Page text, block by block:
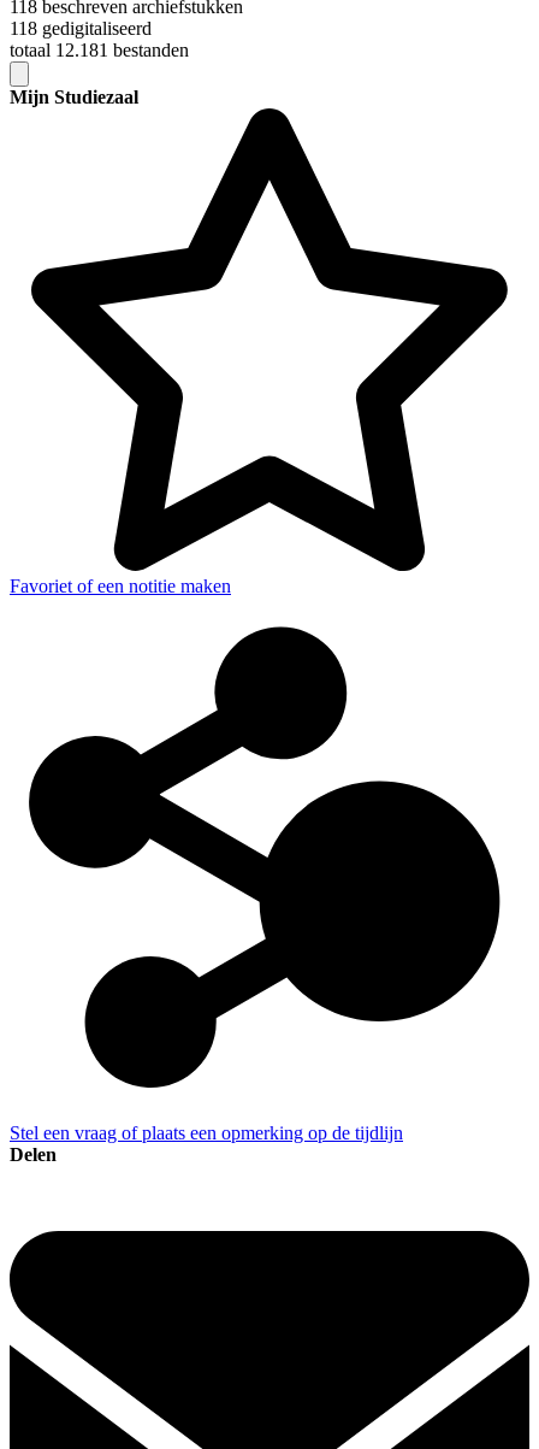
118 beschreven archiefstukken
118 gedigitaliseerd
totaal 12.181 bestanden
Mijn Studiezaal
Favoriet of een notitie maken
Stel een vraag of plaats een opmerking op de tijdlijn
Delen